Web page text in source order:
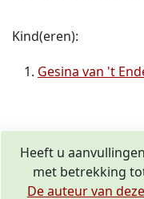
Kind(eren):
Gesina van 't
Heeft u
met betrekking
De auteur van